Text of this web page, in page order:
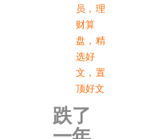
员 ， 理
财算
盘 ， 精
选好
文 ， 置
顶好文
跌了